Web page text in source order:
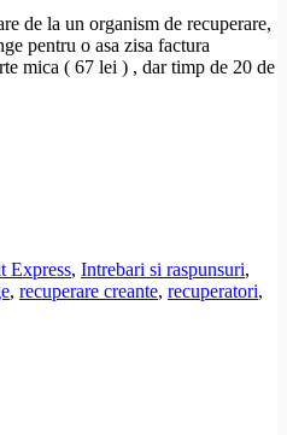
de la un organism de recuperare,
pentru o asa zisa factura
mica ( 67 lei ) , dar timp de 20 de
Express, Intrebari si raspunsuri,
, recuperare creante, recuperatori,